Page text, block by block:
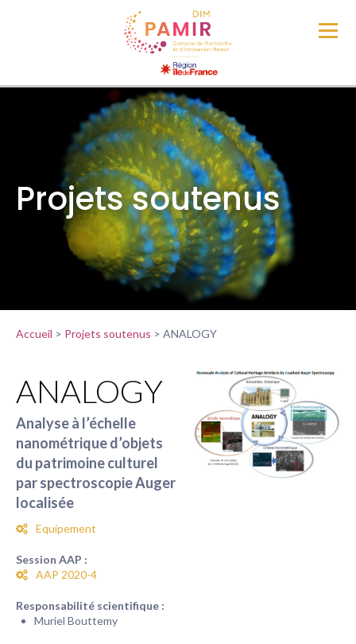
Projets soutenus
Accueil > Projets soutenus > ANALOGY
ANALOGY
Analyse à l’échelle
nanométrique d’objets
du patrimoine culturel
par spectroscopie Auger
localisée
Equipement
Session AAP :
AAP 2020-4
Responsabilité scientifique :
Muriel Bouttemy